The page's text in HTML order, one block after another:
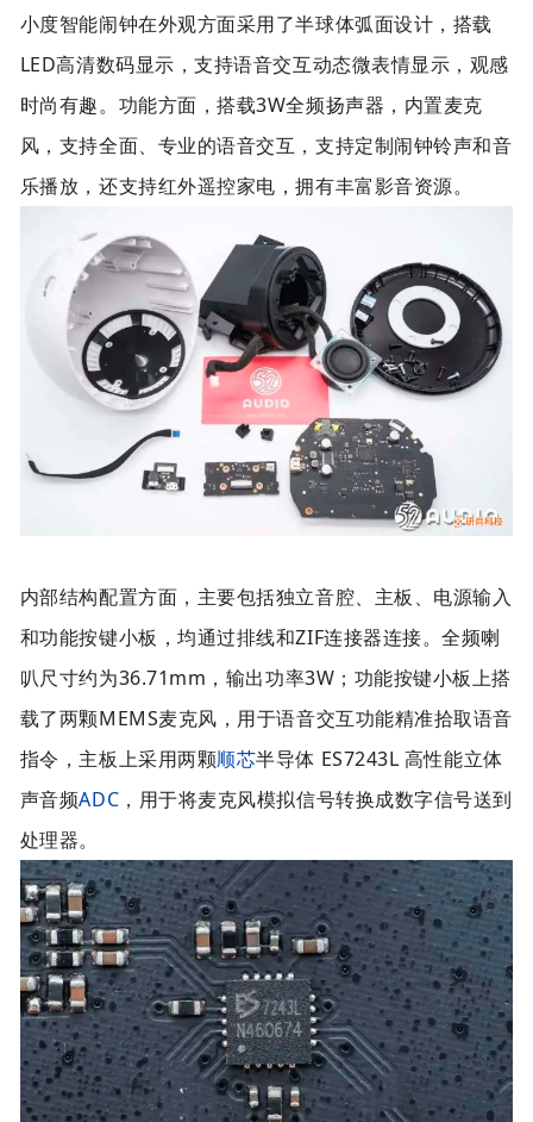
小度智能闹钟在外观方面采用了半球体弧面设计，搭载
LED高清数码显示，支持语音交互动态微表情显示，观感
时尚有趣。功能方面，搭载3W全频扬声器，内置麦克
风，支持全面、专业的语音交互，支持定制闹钟铃声和音
乐播放，还支持红外遥控家电，拥有丰富影音资源。
内部结构配置方面，主要包括独立音腔、主板、电源输入
和功能按键小板，均通过排线和ZIF连接器连接。全频喇
叭尺寸约为36.71mm，输出功率3W；功能按键小板上搭
载了两颗MEMS麦克风，用于语音交互功能精准拾取语音
指令，主板上采用两颗顺芯半导体 ES7243L 高性能立体
声音频ADC ，用于将麦克风模拟信号转换成数字信号送到
处理器。